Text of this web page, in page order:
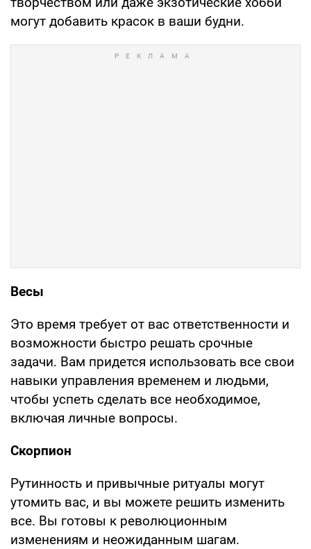
могут добавить красок в ваши будни.
Весы
Это время требует от вас ответственности и
возможности быстро решать срочные
задачи. Вам придется использовать все свои
навыки управления временем и людьми,
чтобы успеть сделать все необходимое,
включая личные вопросы.
Скорпион
Рутинность и привычные ритуалы могут
утомить вас, и вы можете решить изменить
все. Вы готовы к революционным
изменениям и неожиданным шагам.